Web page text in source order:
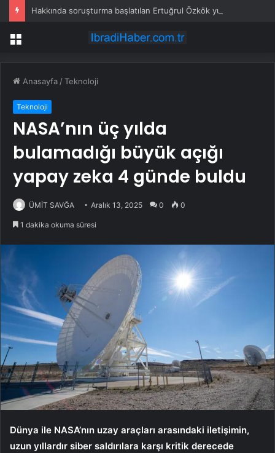
Menü
Anasayfa /Teknoloji
Teknoloji
NASA’nın üç yılda
bulamadığı büyük açığı
yapay zeka 4 günde buldu
ÜMİT SAVĞA Aralık 13, 2025 0 0
1 dakika okuma süresi
Dünya ile NASA’nın uzay araçları arasındaki iletişimin,
uzun yıllardır siber saldırılara karşı kritik derecede